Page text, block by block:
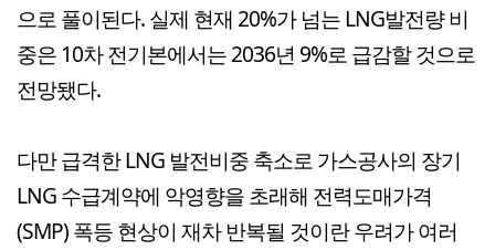
으로 풀이된다. 실제 현재 20%가 넘는 LNG발전량 비
중은 10차 전기본에서는 2036년 9%로 급감할 것으로
전망됐다.
다만 급격한 LNG 발전비중 축소로 가스공사의 장기
LNG 수급계약에 악영향을 초래해 전력도매가격
(SMP) 폭등 현상이 재차 반복될 것이란 우려가 여러